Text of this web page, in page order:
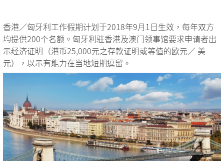
香港／匈牙利工作假期计划于2018年9月1日生效，每年双方
均提供200个名额。匈牙利驻香港及澳门领事馆要求申请者出
示经济证明（港币25,000元之存款证明或等值的欧元／ 美
元），以示有能力在当地短期逗留。